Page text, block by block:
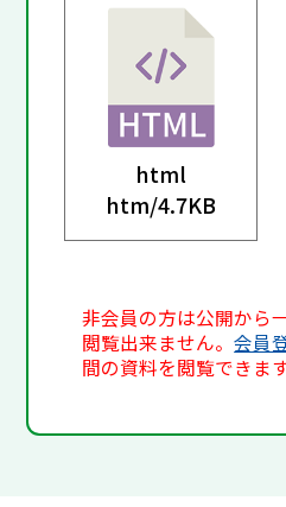
html
htm/4.7KB
非会員の方は公開から
閲覧出来ません。会員
間の資料を閲覧できます